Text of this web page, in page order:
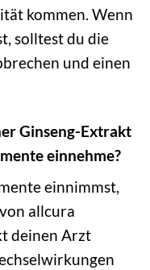
kommen. Wenn
solltest du die
und einen
Ginseng-Extrakt
einnehme?
einnimmst,
allcura
deinen Arzt